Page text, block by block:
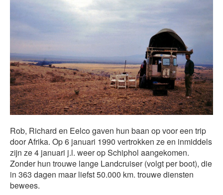
Rob, Richard en Eelco gaven hun baan op voor een trip
door Afrika. Op 6 januari 1990 vertrokken ze en inmiddels
zijn ze 4 januari j.l. weer op Schiphol aangekomen.
Zonder hun trouwe lange Landcruiser (volgt per boot), die
in 363 dagen maar liefst 50.000 km. trouwe diensten
bewees.